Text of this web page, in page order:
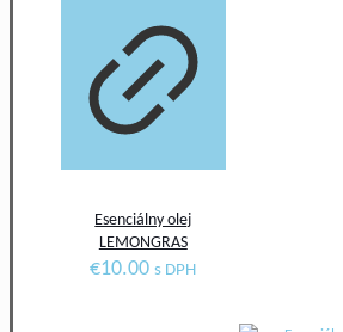
Esenciálny olej
LEMONGRAS
€10.00 s DPH